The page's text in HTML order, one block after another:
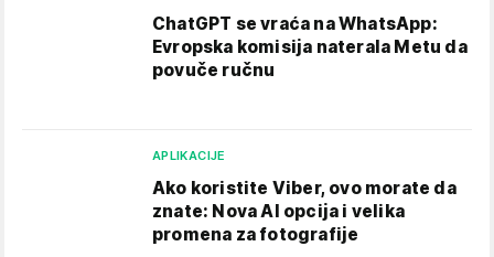
ChatGPT se vraća na WhatsApp:
Evropska komisija naterala Metu da
povuče ručnu
APLIKACIJE
Ako koristite Viber, ovo morate da
znate: Nova AI opcija i velika
promena za fotografije